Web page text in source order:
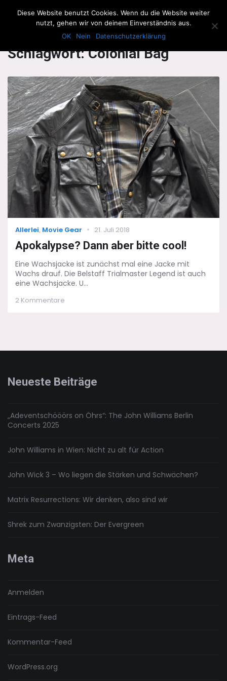
The Howling Men
Schlagwort:Colonial Bag
Categories
Allerlei, Movie Gear
Posted
21. Juli 2018
Apokalypse? Dann aber bitte cool!
Eine Wachsjacke ist zunächst mal eine Jacke mit
Wachs drauf. Die Belstaff Trialmaster Legend ist auch
eine Wachsjacke. U...
2 Kommentare
Neueste Beiträge
„Adeventschööörs on Öhrs“: The John Williams Berlin
Concerts 2025
John Williams in Wien: Nicht zu alt für Action
John Wick 3 – Wo liegen die Stärken und Schwächen?
Matrix Resurrections: Wir denken, also sind wir
Shrek zum Zwanzigsten: Der Evergreen
Meta
Anmelden
Eintrags-Feed
Kommentar-Feed
WordPress.org
Diese Website benutzt Cookies. Wenn du die Website weiter
nutzt, gehen wir von deinem Einverständnis aus.
OK
Nein Datenschutzerklärung